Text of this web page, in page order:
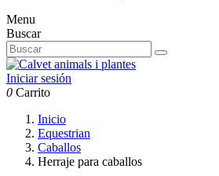
Menu
Buscar
Iniciar sesión
0 Carrito
Inicio
Equestrian
Caballos
Herraje para caballos